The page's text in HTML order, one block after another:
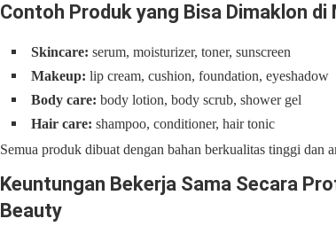
Contoh Produk yang Bisa Dimaklon di
Skincare: serum, moisturizer, toner, sunscreen
Makeup: lip cream, cushion, foundation, eyeshadow
Body care: body lotion, body scrub, shower gel
Hair care: shampoo, conditioner, hair tonic
Semua produk dibuat dengan bahan berkualitas tinggi dan
Keuntungan Bekerja Sama Secara
Beauty